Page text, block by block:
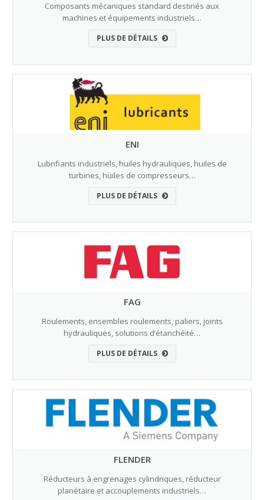
Composants mécaniques standard destinés aux
machines et équipements industriels…
PLUS DE DÉTAILS
ENI
Lubrifiants industriels, huiles hydrauliques, huiles de
turbines, huiles de compresseurs…
PLUS DE DÉTAILS
FAG
Roulements, ensembles roulements, paliers, joints
hydrauliques, solutions d’étanchéité…
PLUS DE DÉTAILS
FLENDER
Réducteurs à engrenages cylindriques, réducteur
planétaire et accouplements industriels…